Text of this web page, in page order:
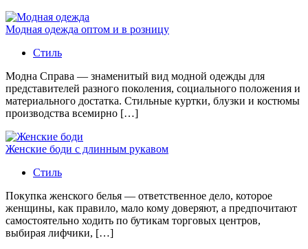
Модная одежда оптом и в розницу
Стиль
Модна Справа — знаменитый вид модной одежды для
представителей разного поколения, социального положения и
материального достатка. Стильные куртки, блузки и костюмы
производства всемирно […]
Женские боди с длинным рукавом
Стиль
Покупка женского белья — ответственное дело, которое
женщины, как правило, мало кому доверяют, а предпочитают
самостоятельно ходить по бутикам торговых центров,
выбирая лифчики, […]